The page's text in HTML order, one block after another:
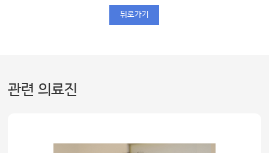
뒤로가기
관련 의료진